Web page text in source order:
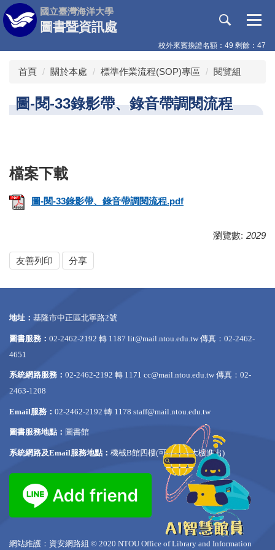
跳
到
主
要
國立臺灣海洋大學
圖書暨資訊處
校外來賓換證名額：49 剩餘：47
首頁 關於本處 標準作業流程(SOP)專區 閱覽組
圖-閱-33錄影帶、錄音帶調閱流程
圖-閱-33錄影帶、錄音帶調閱流程.pdf
瀏覽數: 2029
友善列印 分享
地址： 基隆市中正區北寧路2號
圖書服務： 02-2462-2192 轉 1187 lit@mail.ntou.edu.tw 傳真：02-2462-
4651
系統網路服務： 02-2462-2192 轉 1171 cc@mail.ntou.edu.tw 傳真：02-
2463-1208
Email服務： 02-2462-2192 轉 1178 staff@mail.ntou.edu.tw
圖書服務地點： 圖書館
系統網路及Email服務地點： 機械B館四樓(可從行政大樓進出)
網站維護：資安網路組 © 2020 NTOU Office of Library and Information